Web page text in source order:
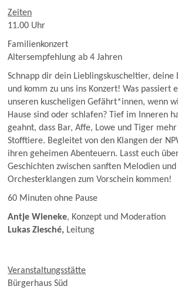
Zeiten
11.00 Uhr
Familienkonzert
Altersempfehlung ab 4 Jahren
Schnapp dir dein Lieblingskuscheltier, deine
und komm zu uns ins Konzert! Was passiert
unseren kuscheligen Gefährt*innen, wenn
Hause sind oder schlafen? Tief im Inneren
geahnt, dass Bar, Affe, Lowe und Tiger
Stofftiere. Begleitet von den Klangen der
ihren geheimen Abenteuern. Lasst euch
Geschichten zwischen sanften Melodien
Orchesterklangen zum Vorschein kommen!
60 Minuten ohne Pause
Antje Wieneke, Konzept und Moderation
Lukas Ziesché, Leitung
Veranstaltungsstätte
Bürgerhaus Süd